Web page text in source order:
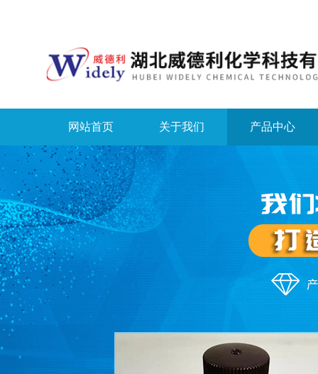
网站首页 关于我们 产品中心